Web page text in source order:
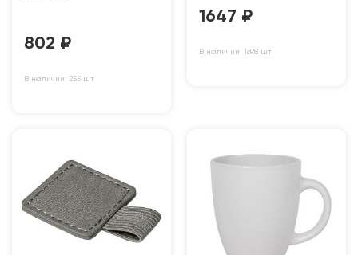
802 ₽
В наличии: 255 шт
1647 ₽
В наличии: 1698 шт